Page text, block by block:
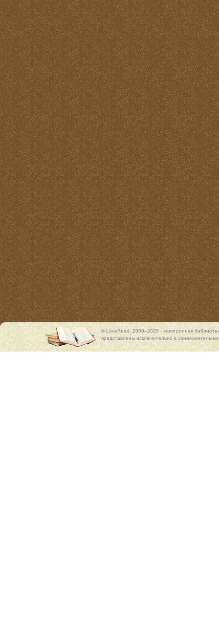
© LoveRead, 2009–2026 - электронная
представлены исключительно в